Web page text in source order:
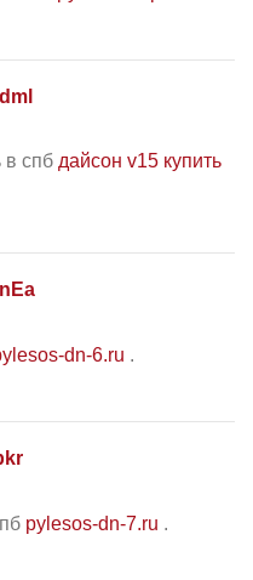
в спб дайсон v15 купить
dn-6.ru .
pylesos-dn-7.ru .